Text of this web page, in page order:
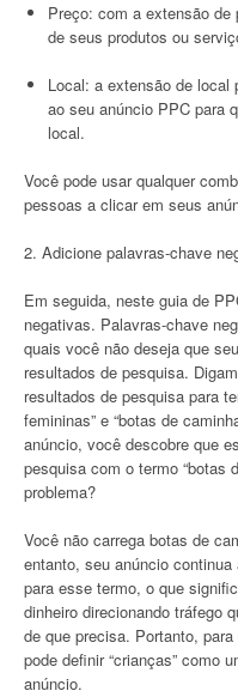
Preço: com a extensão
de seus produtos ou
Local: a extensão de local
ao seu anúncio PPC para
local.
Você pode usar qualquer
pessoas a clicar em seus
2. Adicione palavras-chave
Em seguida, neste guia de
negativas. Palavras-chave
quais você não deseja que
resultados de pesquisa.
resultados de pesquisa para
femininas” e “botas de
anúncio, você descobre que
pesquisa com o termo “botas
problema?
Você não carrega botas de
entanto, seu anúncio
para esse termo, o que
dinheiro direcionando tráfego
de que precisa. Portanto,
pode definir “crianças” como
anúncio.